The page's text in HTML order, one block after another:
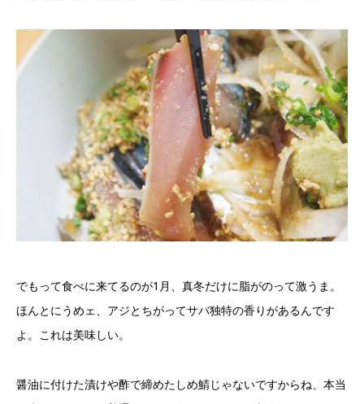
でもって食べに来てるのが1月、真冬だけに脂がのって激うま。
ほんとにうめェ、アジとちがってサバ独特の香りがあるんです
よ。これは美味しい。
醤油に付けた漬けや酢で締めたしめ鯖じゃないですからね、本当